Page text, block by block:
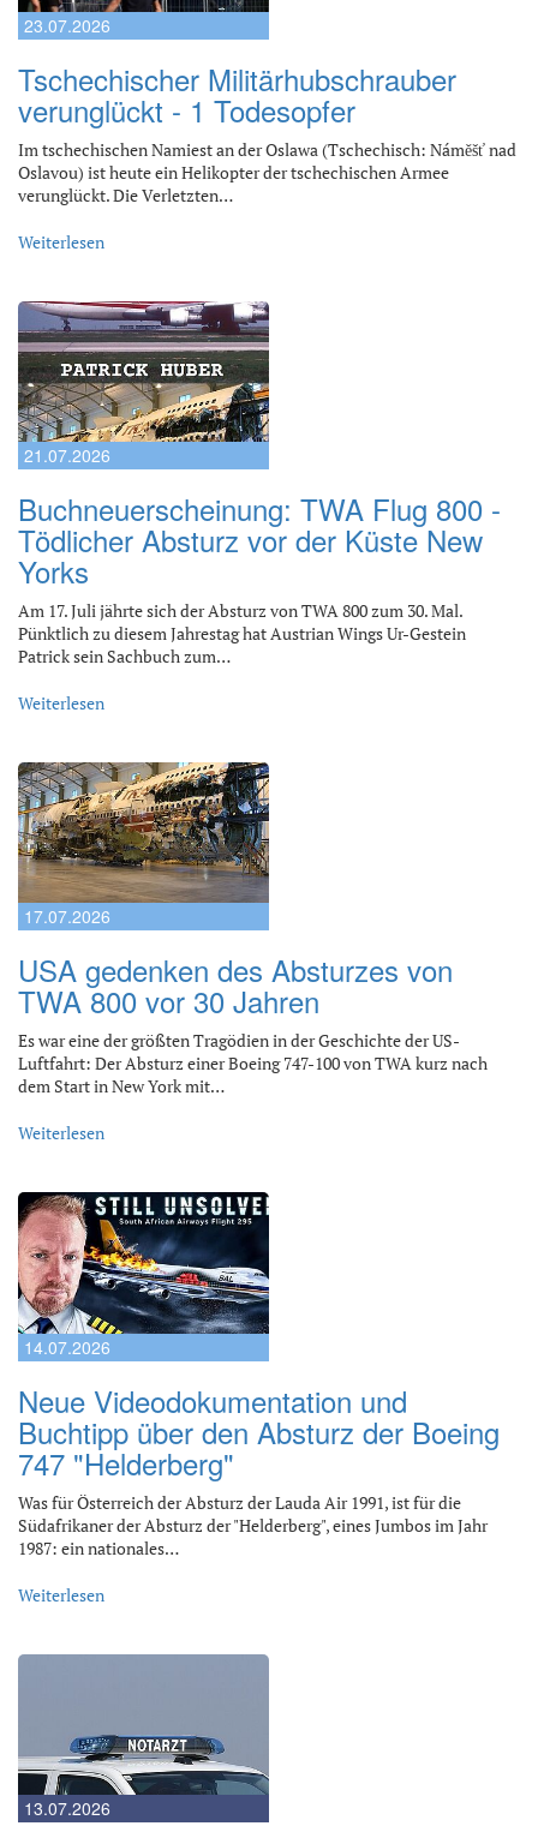
23.07.2026
Tschechischer Militärhubschrauber
verunglückt - 1 Todesopfer
Im tschechischen Namiest an der Oslawa (Tschechisch: Náměšť nad
Oslavou) ist heute ein Helikopter der tschechischen Armee
verunglückt. Die Verletzten…
Weiterlesen
21.07.2026
Buchneuerscheinung: TWA Flug 800 -
Tödlicher Absturz vor der Küste New
Yorks
Am 17. Juli jährte sich der Absturz von TWA 800 zum 30. Mal.
Pünktlich zu diesem Jahrestag hat Austrian Wings Ur-Gestein
Patrick sein Sachbuch zum…
Weiterlesen
17.07.2026
USA gedenken des Absturzes von
TWA 800 vor 30 Jahren
Es war eine der größten Tragödien in der Geschichte der US-
Luftfahrt: Der Absturz einer Boeing 747-100 von TWA kurz nach
dem Start in New York mit…
Weiterlesen
14.07.2026
Neue Videodokumentation und
Buchtipp über den Absturz der Boeing
747 "Helderberg"
Was für Österreich der Absturz der Lauda Air 1991, ist für die
Südafrikaner der Absturz der "Helderberg", eines Jumbos im Jahr
1987: ein nationales…
Weiterlesen
13.07.2026